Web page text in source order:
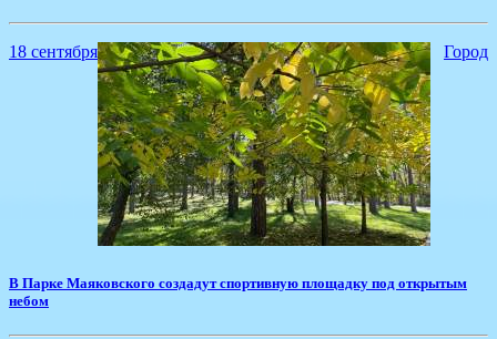
18 сентября Город
​В Парке Маяковского создадут спортивную площадку под открытым
небом